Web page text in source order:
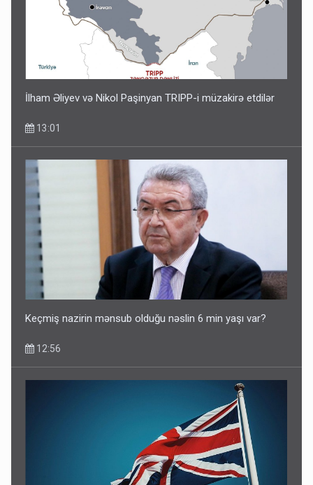
İlham Əliyev və Nikol Paşinyan TRIPP-i müzakirə etdilər
13:01
Keçmiş nazirin mənsub olduğu nəslin 6 min yaşı var?
12:56